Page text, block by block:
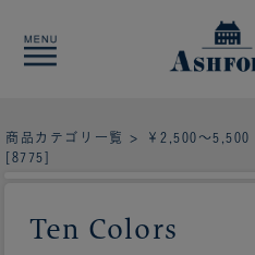
商品カテゴリ一覧 > ￥2,500～5,500
[8775]
Ten Colors